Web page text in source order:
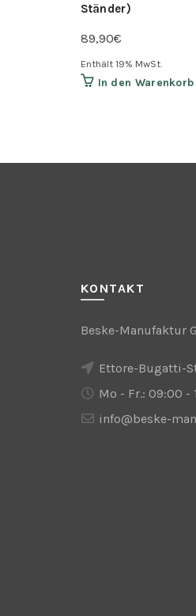
Ständer)
89,90€
Enthält 19% MwSt.
In den Warenkorb
KONTAKT
Beske-Manufaktur
Ettore-Bugatti-
Mo - Fr.: 09:00 -
info@beske-